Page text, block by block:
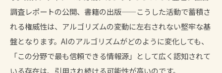
調査レポートの公開、書籍の出版——こうした活動で蓄積さ
れる権威性は、アルゴリズムの変動に左右されない堅牢な基
盤となります。AIのアルゴリズムがどのように変化しても、
「この分野で最も信頼できる情報源」として広く認知されて
いる存在は、引用され続ける可能性が高いのです。